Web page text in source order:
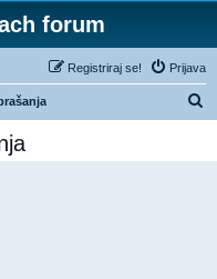
forum
Prijava
Registriraj se!